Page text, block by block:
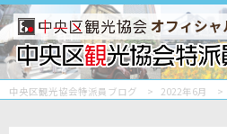
オフィシャ
中央区観光協会特派員ブログ 2022年6月